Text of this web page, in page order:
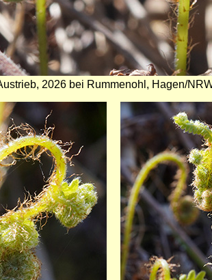
2026 bei Rummenohl, Hagen/
Bild